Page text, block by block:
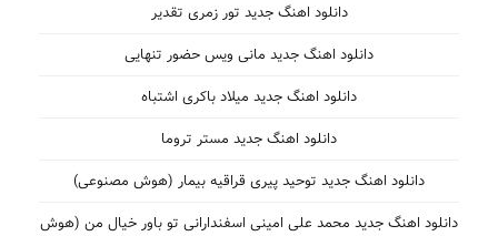
دانلود اهنگ جدید تور زمری تقدیر
دانلود اهنگ جدید مانی ویس حضور تنهایی
دانلود اهنگ جدید میلاد باکری اشتباه
دانلود اهنگ جدید مستر تروما
دانلود اهنگ جدید توحید پیری قراقیه بیمار (هوش مصنوعی)
دانلود اهنگ جدید محمد علی امینی اسفندارانی تو باور خیال من (هوش